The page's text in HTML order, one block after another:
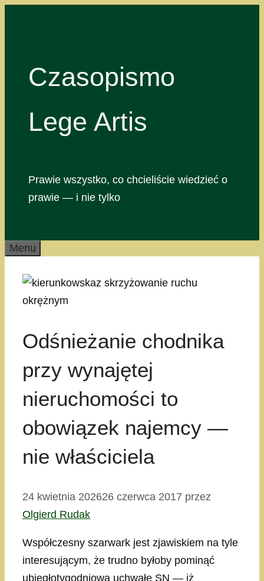
Czasopismo
Lege Artis
Prawie wszystko, co chcieliście wiedzieć o
prawie — i nie tylko
Menu
Odśnieżanie chodnika
przy wynajętej
nieruchomości to
obowiązek najemcy —
nie właściciela
24 kwietnia 202626 czerwca 2017 przez
Olgierd Rudak
Współczesny szarwark jest zjawiskiem na tyle
interesującym, że trudno byłoby pominąć
ubiegłotygodniową uchwałę SN — iż